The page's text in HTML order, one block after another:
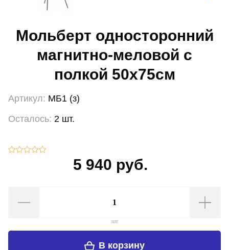
Мольберт односторонний
магнитно-меловой с
полкой 50х75см
Артикул: МБ1 (з)
Осталось: 2 шт.
5 940 руб.
В корзину
шт